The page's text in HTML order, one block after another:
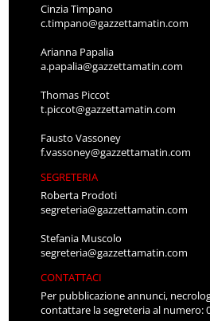
Cinzia Timpano
c.timpano@gazzettamatin.com
Arianna Papalia
a.papalia@gazzettamatin.com
Thomas Piccot
t.piccot@gazzettamatin.com
Fausto Vassoney
f.vassoney@gazzettamatin.com
SEGRETERIA
Roberta Prodoti
segreteria@gazzettamatin.com
Stefania Muscolo
segreteria@gazzettamatin.com
CONTATTACI
Per pubblicazione annunci,
contattare la segreteria al numero: